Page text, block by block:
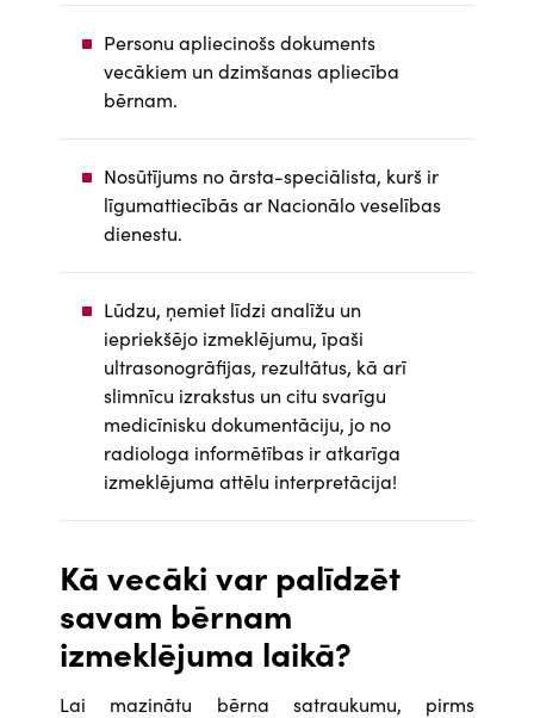
Personu apliecinošs dokuments
vecākiem un dzimšanas apliecība
bērnam.
Nosūtījums no ārsta-speciālista, kurš ir
līgumattiecībās ar Nacionālo veselības
dienestu.
Lūdzu, ņemiet līdzi analīžu un
iepriekšējo izmeklējumu, īpaši
ultrasonogrāfijas, rezultātus, kā arī
slimnīcu izrakstus un citu svarīgu
medicīnisku dokumentāciju, jo no
radiologa informētības ir atkarīga
izmeklējuma attēlu interpretācija!
Kā vecāki var palīdzēt
savam bērnam
izmeklējuma laikā?
Lai mazinātu bērna satraukumu, pirms